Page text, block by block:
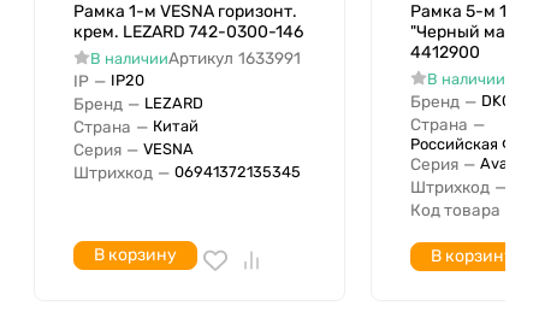
Подходит для монтажа
электроустановочных изделий в
кабель-канал
Для скрытого монтажа
Исполнение для скрытого
монтажа
монтажа
Количество единиц по
Рамка 1-м VESNA горизонт.
крем. LEZARD 742-0300-146
В наличииАртикул 1633991
IP — IP20
Бренд — LEZARD
Страна — Китай
Серия — VESNA
Штрихкод — 06941372135345
В корзину
Рамка 5-м
"Черный
4412900
В наличии
Бренд — DKC
Страна —
Российская
Серия — Avanti
Штрихкод —
Код товара
В корзину